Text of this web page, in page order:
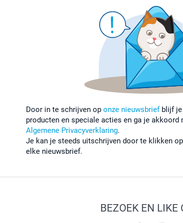
Door in te schrijven op onze nieuwsbrief blijf
producten en speciale acties en ga je akkoord
Algemene Privacyverklaring.
Je kan je steeds uitschrijven door te klikken
elke nieuwsbrief.
BEZOEK EN LIKE